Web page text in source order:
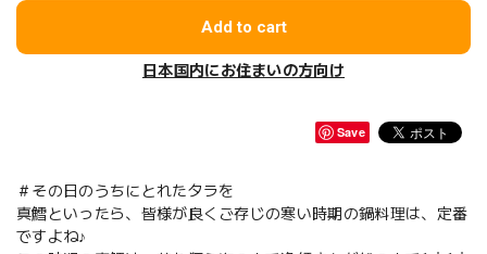
Add to cart
日本国内にお住まいの方向け
Save
＃その日のうちにとれたタラを
真鱈といったら、皆様が良くご存じの寒い時期の鍋料理は、定番
ですよね♪